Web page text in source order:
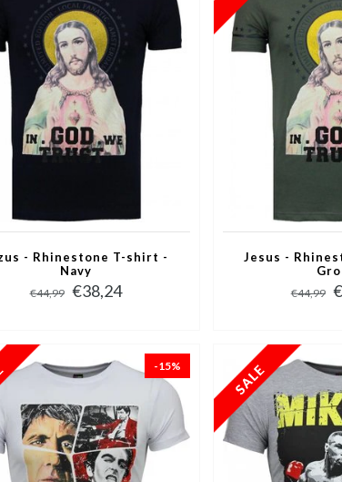
- Rhinestone T-shirt -
Navy
€44,99 €38,24
Jesus -
€44,99
-15%